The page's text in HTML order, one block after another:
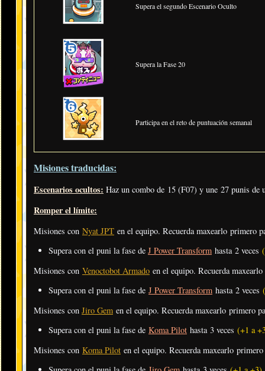
Supera el segundo Escenario Oculto
Supera la Fase 20
Participa en el reto de puntuación semanal
Misiones traducidas:
Escenarios ocultos: Haz un combo de 15 (F07) y une 27 punis de
Romper el límite:
Misiones con Nyat JPT en el equipo. Recuerda maxearlo primero
Supera con el puni la fase de J Power Transform hasta 2 veces
Misiones con Venoctobot Armado en el equipo. Recuerda
Supera con el puni la fase de J Power Transform hasta 2 veces
Misiones con Jiro Gem en el equipo. Recuerda maxearlo primero
Supera con el puni la fase de Koma Pilot hasta 3 veces (+1 a
Misiones con Koma Pilot en el equipo. Recuerda maxearlo